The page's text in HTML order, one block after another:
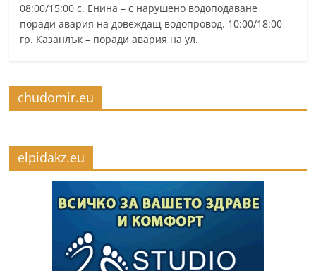
08:00/15:00 с. Енина – с нарушено водоподаване
поради авария на довеждащ водопровод. 10:00/18:00
гр. Казанлък – поради авария на ул.
chudomir.eu
elpidakz.eu